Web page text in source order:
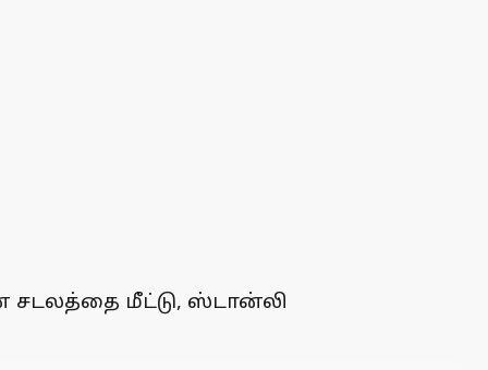
சடலத்தை மீட்டு, ஸ்டான்லி